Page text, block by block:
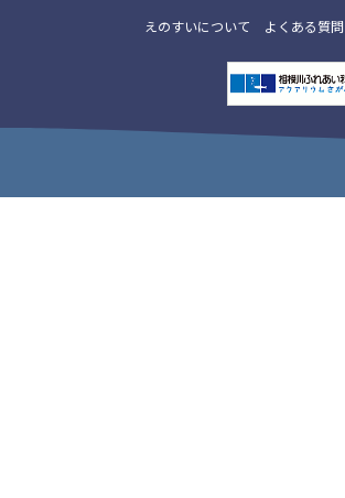
えのすいについて よくある質問